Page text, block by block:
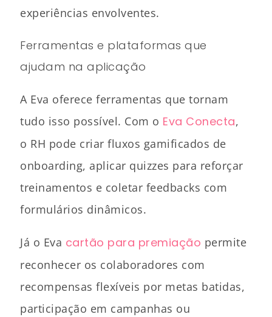
experiências envolventes.
Ferramentas e plataformas que
ajudam na aplicação
A Eva oferece ferramentas que tornam
tudo isso possível. Com o Eva Conecta,
o RH pode criar fluxos gamificados de
onboarding, aplicar quizzes para reforçar
treinamentos e coletar feedbacks com
formulários dinâmicos.
Já o Eva cartão para premiação permite
reconhecer os colaboradores com
recompensas flexíveis por metas batidas,
participação em campanhas ou